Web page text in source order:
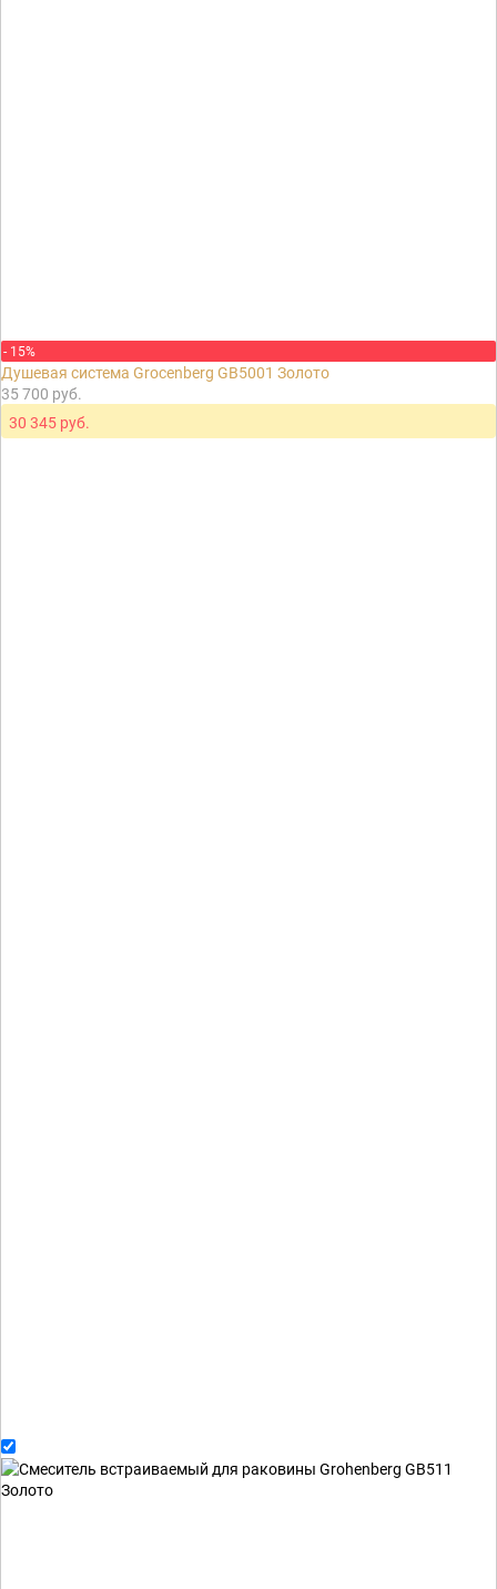
- 15%
Душевая система Grocenberg GB5001 Золото
35 700 руб.
30 345 руб.